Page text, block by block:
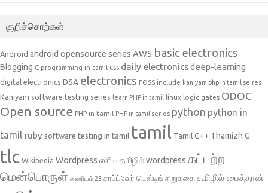
குறிச்சொற்கள்
Android android opensource series AWS basic electronics
Blogging C programming in tamil css daily electronicsdeep-learning
digital electronics DSA electronics FOSS include kaniyam php in tamil seires
Kaniyam software testing series learn PHP in tamil linux logic gates ODOC
Open source PHP in tamil PHP in tamil series python python in
tamil ruby software testing in tamil tamil Tamil C++ Thamizh G
tlc Wikipedia Wordpress எளிய தமிழில் wordpress கட்டற்ற
மென்பொருள் கணியம் 23 சாப்ட்வேர் டெஸ்டிங் சிறுகதை தமிழில் பைத்தான்